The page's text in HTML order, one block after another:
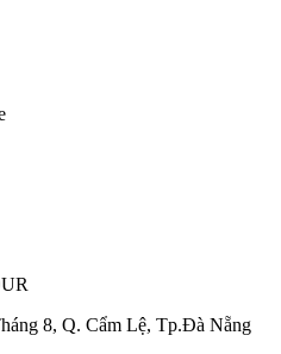
8, Q. Cẩm Lệ, Tp.Đà Nẵng